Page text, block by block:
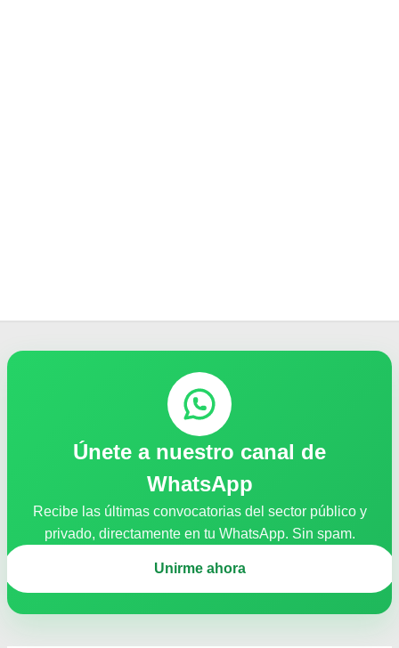
Únete a nuestro canal de
WhatsApp
Recibe las últimas convocatorias del sector público y
privado, directamente en tu WhatsApp. Sin spam.
Unirme ahora